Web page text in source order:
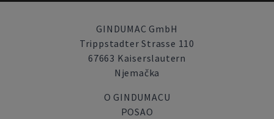
GINDUMAC GmbH
Trippstadter Strasse 110
67663 Kaiserslautern
Njemačka
O GINDUMACU
POSAO